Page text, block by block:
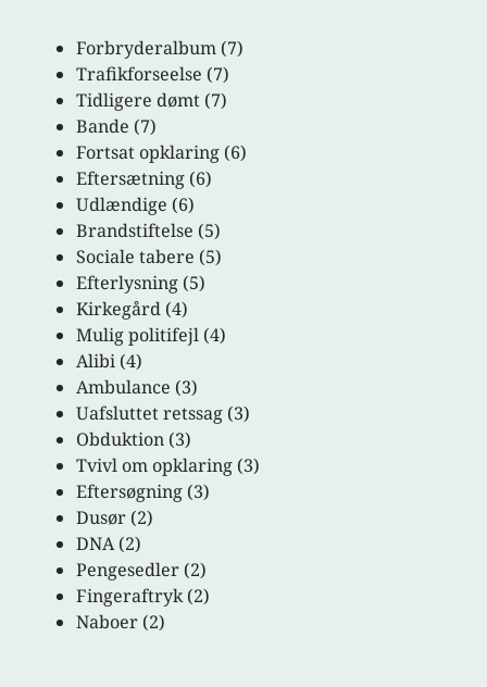
Forbryderalbum (7)
Trafikforseelse (7)
Tidligere dømt (7)
Bande (7)
Fortsat opklaring (6)
Eftersætning (6)
Udlændige (6)
Brandstiftelse (5)
Sociale tabere (5)
Efterlysning (5)
Kirkegård (4)
Mulig politifejl (4)
Alibi (4)
Ambulance (3)
Uafsluttet retssag (3)
Obduktion (3)
Tvivl om opklaring (3)
Eftersøgning (3)
Dusør (2)
DNA (2)
Pengesedler (2)
Fingeraftryk (2)
Naboer (2)